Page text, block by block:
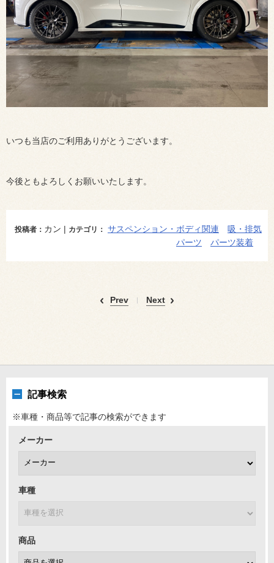
いつも当店のご利用ありがとうございます。
今後ともよろしくお願いいたします。
投稿者： カン | カテゴリ： サスペンション・ボディ関連
吸・排気
パーツ
パーツ装着
Prev Next
記事検索
※車種・商品等で記事の検索ができます
メーカー
車種
商品